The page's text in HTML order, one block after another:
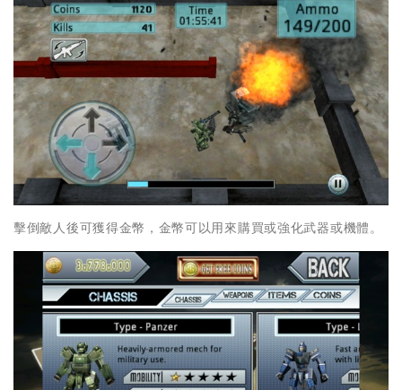
擊倒敵人後可獲得金幣，金幣可以用來購買或強化武器或機體。